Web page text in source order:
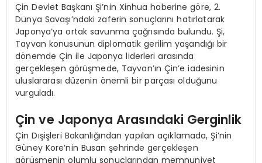
Çin Devlet Başkanı Şi’nin Xinhua haberine göre, 2.
Dünya Savaşı’ndaki zaferin sonuçlarını hatırlatarak
Japonya’ya ortak savunma çağrısında bulundu. Şi,
Tayvan konusunun diplomatik gerilim yaşandığı bir
dönemde Çin ile Japonya liderleri arasında
gerçekleşen görüşmede, Tayvan’ın Çin’e iadesinin
uluslararası düzenin önemli bir parçası olduğunu
vurguladı.
Çin ve Japonya Arasındaki Gerginlik
Çin Dışişleri Bakanlığından yapılan açıklamada, Şi’nin
Güney Kore’nin Busan şehrinde gerçekleşen
görüşmenin olumlu sonuçlarından memnuniyet